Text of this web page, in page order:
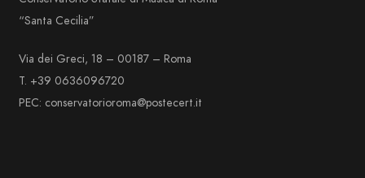
“Santa Cecilia”
Via dei Greci, 18 – 00187 – Roma
T. +39 0636096720
PEC: conservatorioroma@postecert.it